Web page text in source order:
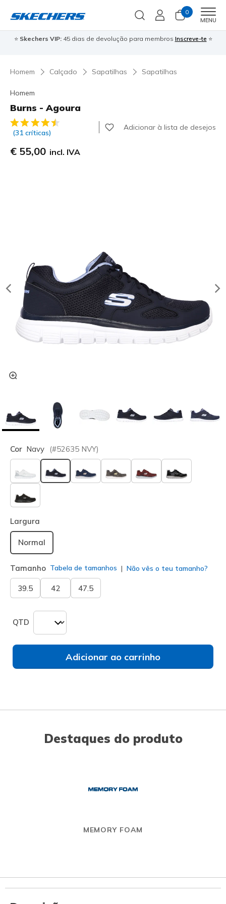
0
MENU
⭐ Skechers VIP:45 dias de devolução para membros Inscreve-te ⭐
Homem Calçado Sapatilhas Sapatilhas
Homem
Burns - Agoura
4 de 5 – Classificação do cliente
(31 críticas)
Adicionar à lista de desejos
€ 55,00 incl. IVA
Cor Navy (#52635 NVY)
selecionado
Largura
Normal
Tamanho Tabela de tamanhos Não vês o teu tamanho?
39.5 42 47.5
QTD
Adicionar ao carrinho
Destaques do produto
MEMORY FOAM